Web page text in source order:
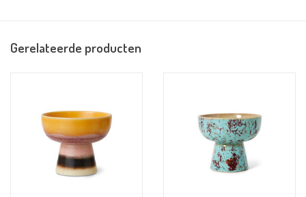
Overige informatie:
Magnetron- en vaatwasserbestendig
Gerelateerde producten